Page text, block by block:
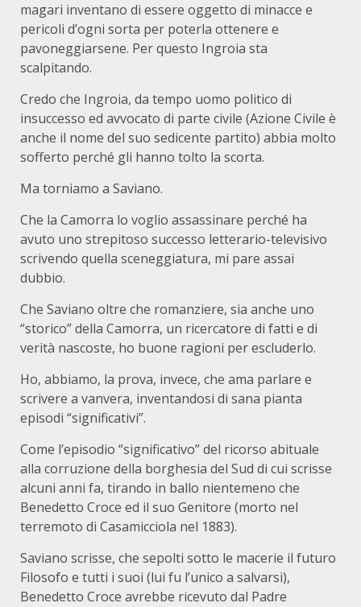
magari inventano di essere oggetto di minacce e
pericoli d’ogni sorta per poterla ottenere e
pavoneggiarsene. Per questo Ingroia sta
scalpitando.
Credo che Ingroia, da tempo uomo politico di
insuccesso ed avvocato di parte civile (Azione Civile è
anche il nome del suo sedicente partito) abbia molto
sofferto perché gli hanno tolto la scorta.
Ma torniamo a Saviano.
Che la Camorra lo voglio assassinare perché ha
avuto uno strepitoso successo letterario-televisivo
scrivendo quella sceneggiatura, mi pare assai
dubbio.
Che Saviano oltre che romanziere, sia anche uno
“storico” della Camorra, un ricercatore di fatti e di
verità nascoste, ho buone ragioni per escluderlo.
Ho, abbiamo, la prova, invece, che ama parlare e
scrivere a vanvera, inventandosi di sana pianta
episodi “significativi”.
Come l’episodio “significativo” del ricorso abituale
alla corruzione della borghesia del Sud di cui scrisse
alcuni anni fa, tirando in ballo nientemeno che
Benedetto Croce ed il suo Genitore (morto nel
terremoto di Casamicciola nel 1883).
Saviano scrisse, che sepolti sotto le macerie il futuro
Filosofo e tutti i suoi (lui fu l’unico a salvarsi),
Benedetto Croce avrebbe ricevuto dal Padre